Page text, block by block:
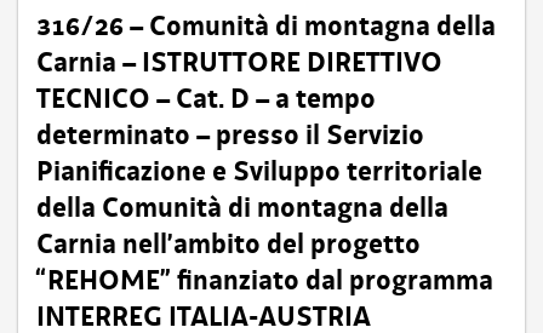
316/26 – Comunità di montagna della
Carnia – ISTRUTTORE DIRETTIVO
TECNICO – Cat. D – a tempo
determinato – presso il Servizio
Pianificazione e Sviluppo territoriale
della Comunità di montagna della
Carnia nell’ambito del progetto
“REHOME” finanziato dal programma
INTERREG ITALIA-AUSTRIA